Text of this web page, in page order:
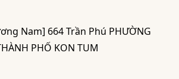
Nam] 664 Trần Phú PHƯỜNG
PHỐ KON TUM